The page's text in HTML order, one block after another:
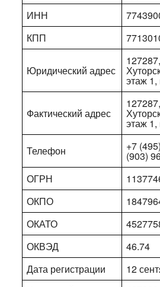
ИНН
КПП
Юридический адрес
этаж
Фактический адрес
этаж
Телефон
+7
(903)
ОГРН
ОКПО
ОКАТО
ОКВЭД
46.74
Дата регистрации
12